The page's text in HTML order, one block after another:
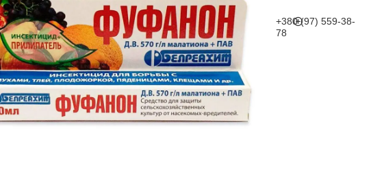
+380 (97) 559-38-
78